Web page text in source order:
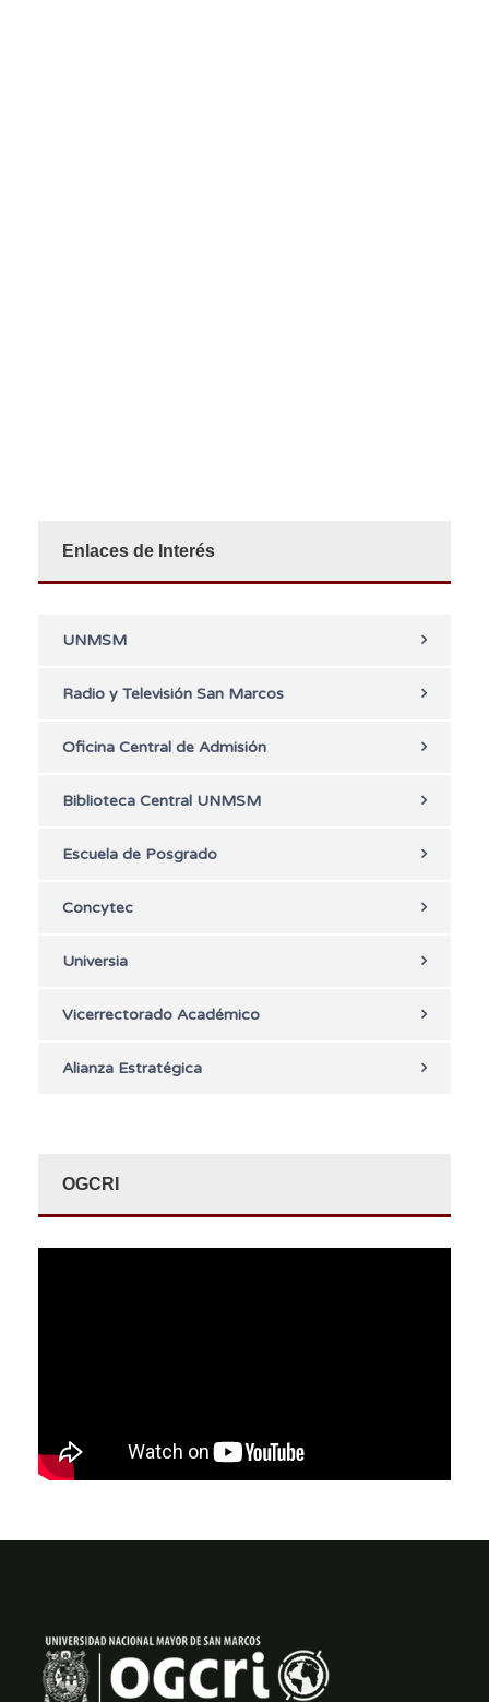
Enlaces de Interés
UNMSM
Radio y Televisión San Marcos
Oficina Central de Admisión
Biblioteca Central UNMSM
Escuela de Posgrado
Concytec
Universia
Vicerrectorado Académico
Alianza Estratégica
OGCRI